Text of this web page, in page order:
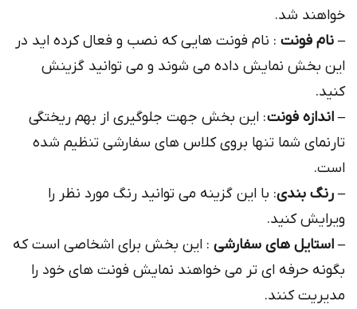
شد.
فونت: نام فونت هایی که نصب و فعال کرده اید در
نمایش داده می شوند و می توانید گزینش
فونت: این بخش جهت جلوگیری از بهم ریختگی
شما تنها بروی کلاس های سفارشی تنظیم شده
بندی: با این گزینه می توانید رنگ مورد نظر را
کنید.
های سفارشی: این بخش برای اشخاصی است که
حرفه ای تر می خواهند نمایش فونت های خود را
کنند.